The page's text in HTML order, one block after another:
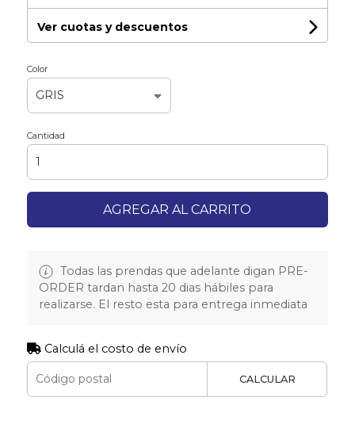
Ver cuotas y descuentos
Color
Cantidad
AGREGAR AL CARRITO
Todas las prendas que adelante digan PRE-
ORDER tardan hasta 20 dias hábiles para
realizarse. El resto esta para entrega inmediata
Calculá el costo de envío
CALCULAR